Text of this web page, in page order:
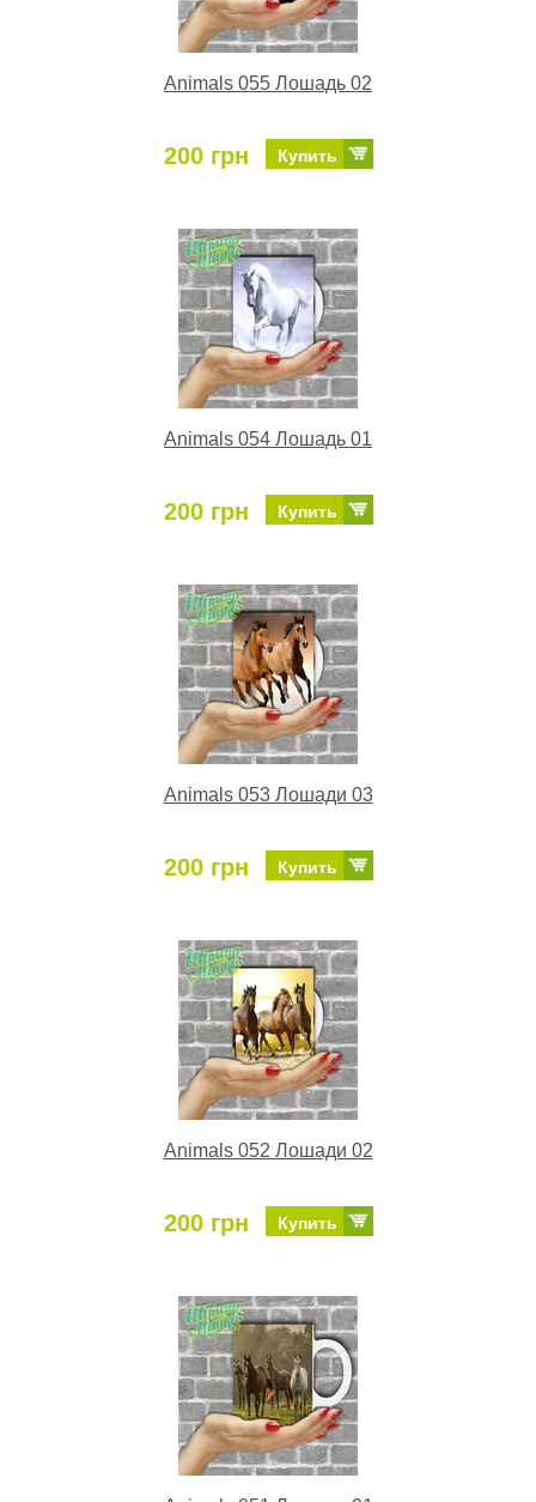
Animals 055 Лошадь 02
200 грн Купить
Animals 054 Лошадь 01
200 грн Купить
Animals 053 Лошади 03
200 грн Купить
Animals 052 Лошади 02
200 грн Купить